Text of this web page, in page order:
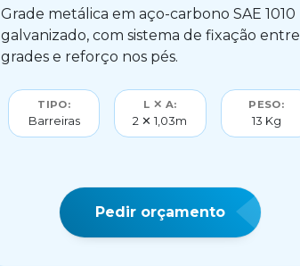
Grade metálica em aço-carbono SAE 1010
galvanizado, com sistema de fixação entre
grades e reforço nos pés.
TIPO:
Barreiras
L ✕ A:
2 ✕ 1,03m
PESO:
13 Kg
Pedir orçamento